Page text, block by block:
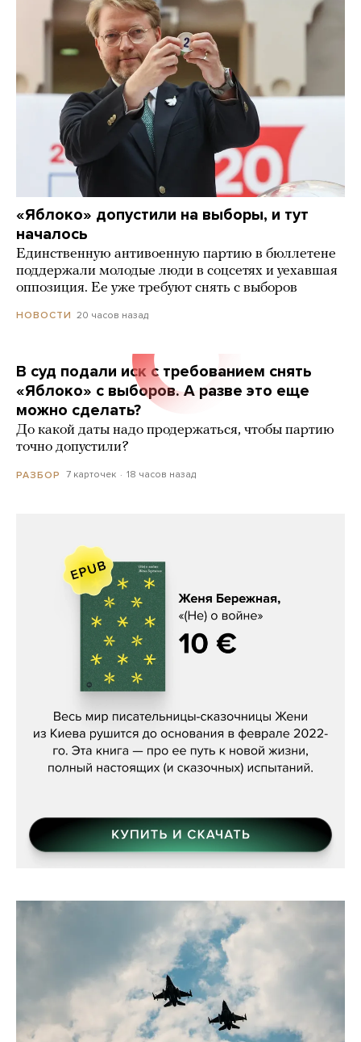
«Яблоко» допустили на выборы, и тут
началось
Единственную антивоенную партию в бюллетене
поддержали молодые люди в соцсетях и уехавшая
оппозиция. Ее уже требуют снять с выборов
НОВОСТИ 20 часов назад
В суд подали иск с требованием снять
«Яблоко» с выборов. А разве это еще
можно сделать?
До какой даты надо продержаться, чтобы партию
точно допустили?
РАЗБОР 7 карточек 18 часов назад
Женя Бережная, «(Не) о войне»